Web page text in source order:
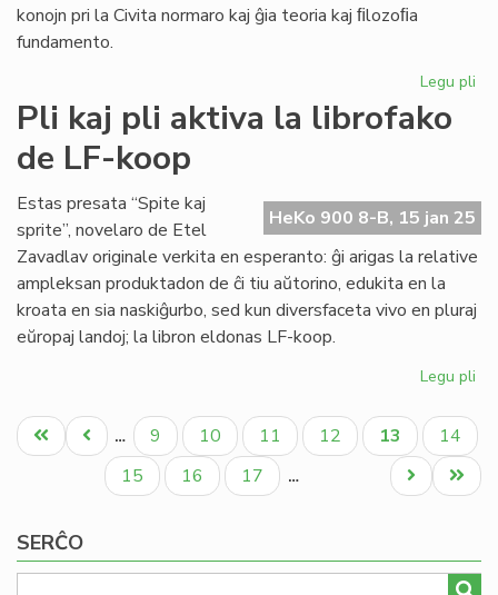
konojn pri la Civita normaro kaj ĝia teoria kaj ﬁlozoﬁa
fundamento.
Legu pli
Pli kaj pli aktiva la librofako
de LF-koop
HeKo 900 8-B, 15 jan 25
Estas presata “Spite kaj
sprite”, novelaro de Etel
Zavadlav originale verkita en esperanto: ĝi arigas la relative
ampleksan produktadon de ĉi tiu aŭtorino, edukita en la
kroata en sia naskiĝurbo, sed kun diversfaceta vivo en pluraj
eŭropaj landoj; la libron eldonas LF-koop.
Legu pli
kaj
pli
la
LF-
Pagination
Unua
paĝo
Antaŭa
paĝo
… Paĝo
9 Paĝo
10 Paĝo
11 Paĝo
12
Aktuala
paĝo
13 Paĝo
14
Paĝo
15 Paĝo
16 Paĝo
17 …
Last
page
Next
page
SERĈO